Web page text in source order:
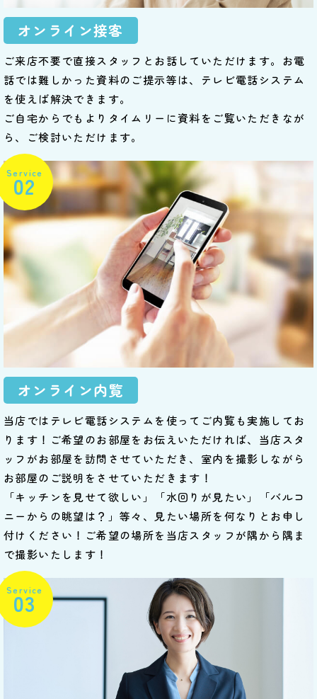
オンライン接客
ご来店不要で直接スタッフとお話していただけます。お電
話では難しかった資料のご提示等は、テレビ電話システム
を使えば解決できます。
ご自宅からでもよりタイムリーに資料をご覧いただきなが
ら、ご検討いただけます。
Service
02
オンライン内覧
当店ではテレビ電話システムを使ってご内覧も実施してお
ります！ご希望のお部屋をお伝えいただければ、当店スタ
ッフがお部屋を訪問させていただき、室内を撮影しながら
お部屋のご説明をさせていただきます！
「キッチンを見せて欲しい」「水回りが見たい」「バルコ
ニーからの眺望は？」等々、見たい場所を何なりとお申し
付けください！ご希望の場所を当店スタッフが隅から隅ま
で撮影いたします！
Service
03